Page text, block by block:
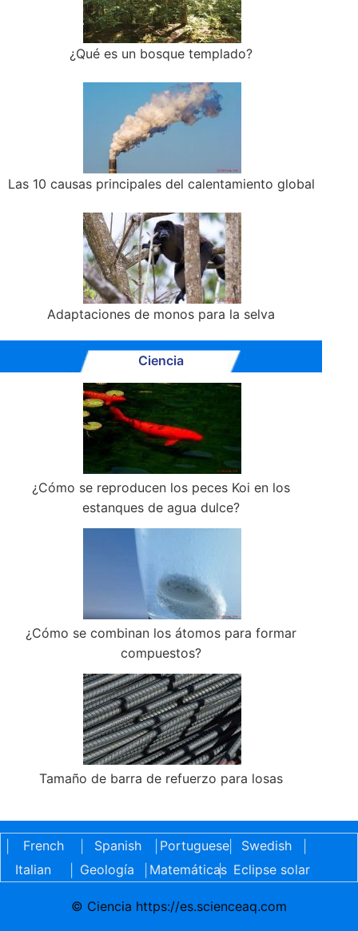
¿Qué es un bosque templado?
Las 10 causas principales del calentamiento global
Adaptaciones de monos para la selva
Ciencia
¿Cómo se reproducen los peces Koi en los
estanques de agua dulce?
¿Cómo se combinan los átomos para formar
compuestos?
Tamaño de barra de refuerzo para losas
French Spanish Portuguese| Swedish
Italian
Geología Matemáticas
| Eclipse solar
© Ciencia https://es.scienceaq.com